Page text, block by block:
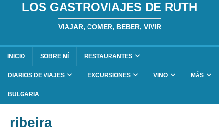
LOS GASTROVIAJES DE RUTH
VIAJAR, COMER, BEBER, VIVIR
INICIO SOBRE MÍ RESTAURANTES
DIARIOS DE VIAJES EXCURSIONES VINO MÁS
BULGARIA
ribeira